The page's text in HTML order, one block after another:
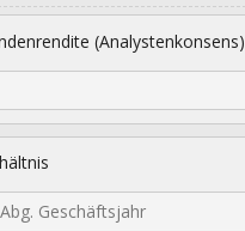
(Analystenkonsens)
Abg. Geschäftsjahr